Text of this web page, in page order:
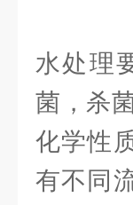
此
水处理
菌，杀
化学性
有不同